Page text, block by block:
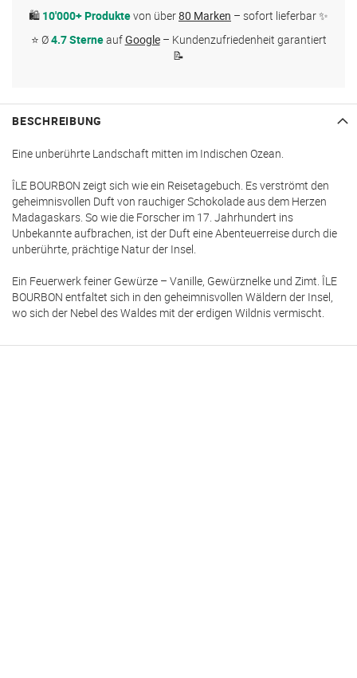
🛍 10'000+ Produktevon über80 Marken – sofort lieferbar ✨
⭐ Ø4.7 SterneaufGoogle– Kundenzufriedenheit garantiert
📝
BESCHREIBUNG
Eine unberührte Landschaft mitten im Indischen Ozean.
ÎLE BOURBON zeigt sich wie ein Reisetagebuch. Es verströmt den
geheimnisvollen Duft von rauchiger Schokolade aus dem Herzen
Madagaskars. So wie die Forscher im 17. Jahrhundert ins
Unbekannte aufbrachen, ist der Duft eine Abenteuerreise durch die
unberührte, prächtige Natur der Insel.
Ein Feuerwerk feiner Gewürze – Vanille, Gewürznelke und Zimt. ÎLE
BOURBON entfaltet sich in den geheimnisvollen Wäldern der Insel,
wo sich der Nebel des Waldes mit der erdigen Wildnis vermischt.